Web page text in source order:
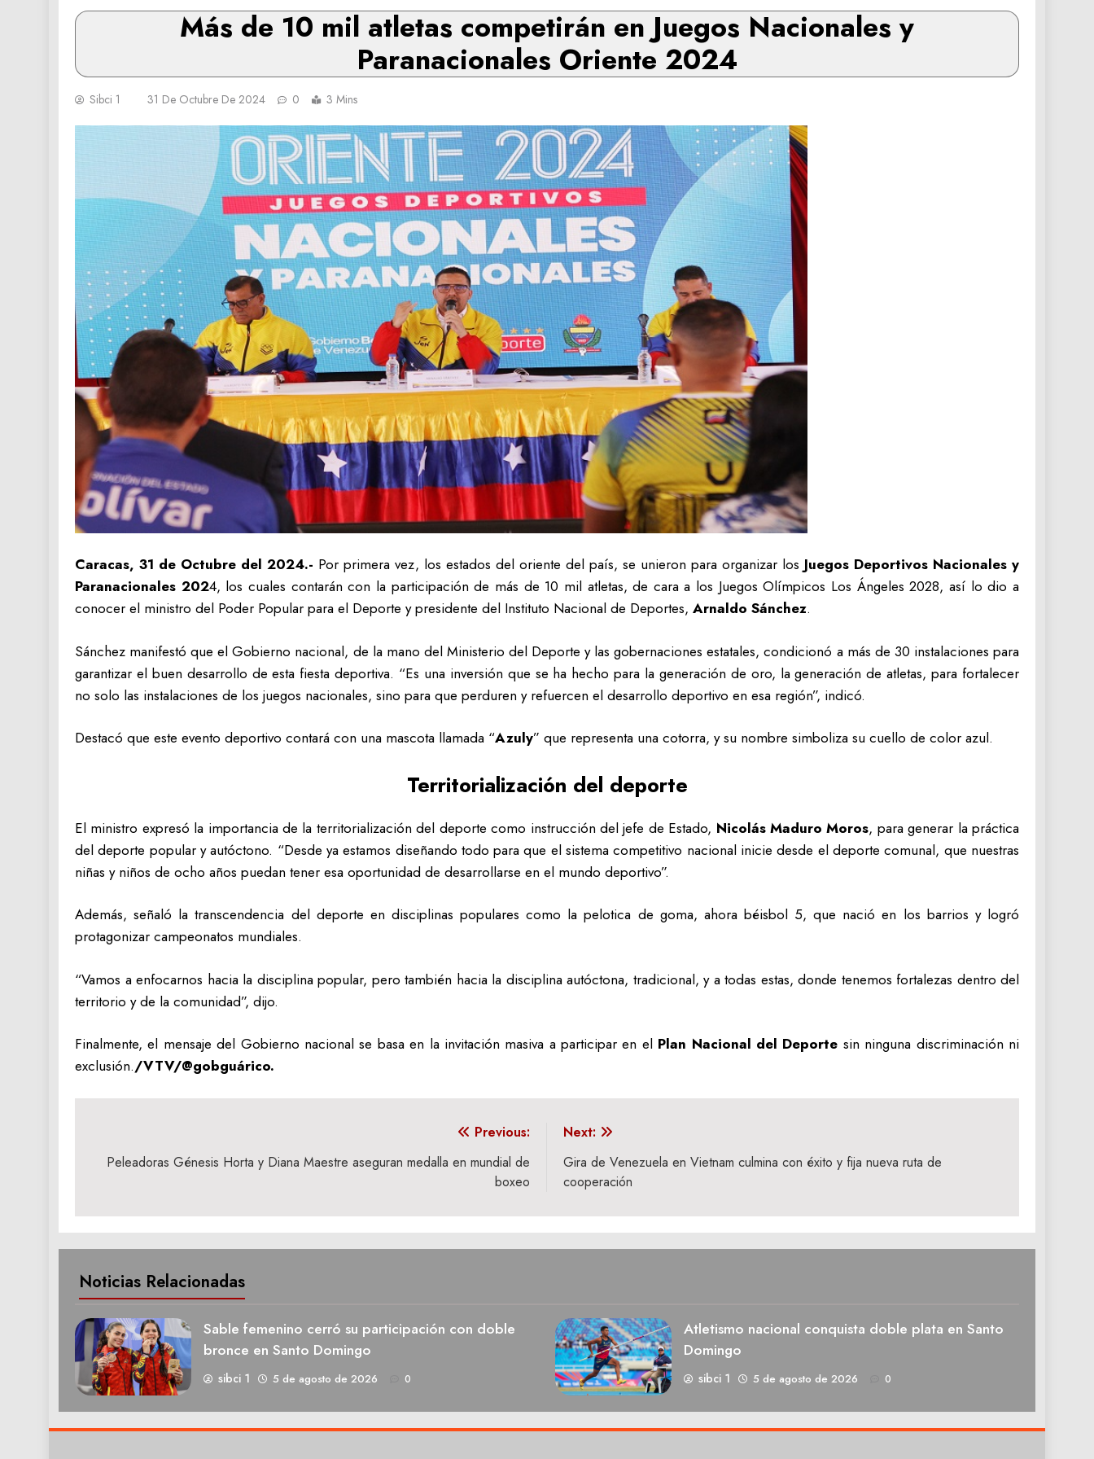
Más de 10 mil atletas competirán en Juegos Nacionales y
Paranacionales Oriente 2024
Sibci 1 31 De Octubre De 2024 0 3 Mins
Caracas, 31 de Octubre del 2024.- Por primera vez, los estados del oriente del país, se unieron para organizar los Juegos Deportivos Nacionales y
Paranacionales 2024, los cuales contarán con la participación de más de 10 mil atletas, de cara a los Juegos Olímpicos Los Ángeles 2028, así lo dio a
conocer el ministro del Poder Popular para el Deporte y presidente del Instituto Nacional de Deportes, Arnaldo Sánchez.
Sánchez manifestó que el Gobierno nacional, de la mano del Ministerio del Deporte y las gobernaciones estatales, condicionó a más de 30 instalaciones para
garantizar el buen desarrollo de esta fiesta deportiva. “Es una inversión que se ha hecho para la generación de oro, la generación de atletas, para fortalecer
no solo las instalaciones de los juegos nacionales, sino para que perduren y refuercen el desarrollo deportivo en esa región”, indicó.
Destacó que este evento deportivo contará con una mascota llamada “Azuly” que representa una cotorra, y su nombre simboliza su cuello de color azul.
Territorialización del deporte
El ministro expresó la importancia de la territorialización del deporte como instrucción del jefe de Estado, Nicolás Maduro Moros, para generar la práctica
del deporte popular y autóctono. “Desde ya estamos diseñando todo para que el sistema competitivo nacional inicie desde el deporte comunal, que nuestras
niñas y niños de ocho años puedan tener esa oportunidad de desarrollarse en el mundo deportivo”.
Además, señaló la transcendencia del deporte en disciplinas populares como la pelotica de goma, ahora béisbol 5, que nació en los barrios y logró
protagonizar campeonatos mundiales.
“Vamos a enfocarnos hacia la disciplina popular, pero también hacia la disciplina autóctona, tradicional, y a todas estas, donde tenemos fortalezas dentro del
territorio y de la comunidad”, dijo.
Finalmente, el mensaje del Gobierno nacional se basa en la invitación masiva a participar en el Plan Nacional del Deporte sin ninguna discriminación ni
exclusión./VTV/@gobguárico.
de
Previous:
Peleadoras Génesis Horta y Diana Maestre aseguran medalla en mundial de
boxeo
Next:
Gira de Venezuela en Vietnam culmina con éxito y fija nueva ruta de
cooperación
Noticias Relacionadas
Sable femenino cerró su participación con doble
bronce en Santo Domingo
sibci 1 5 de agosto de 2026 0
Atletismo nacional conquista doble plata en Santo
Domingo
sibci 1 5 de agosto de 2026 0